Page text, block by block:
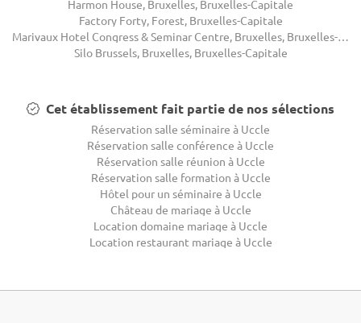
Harmon House, Bruxelles, Bruxelles-Capitale
Factory Forty, Forest, Bruxelles-Capitale
Marivaux Hotel Congress & Seminar Centre, Bruxelles, Bruxelles-Capitale
Silo Brussels, Bruxelles, Bruxelles-Capitale
Cet établissement fait partie de nos sélections
Réservation salle séminaire à Uccle
Réservation salle conférence à Uccle
Réservation salle réunion à Uccle
Réservation salle formation à Uccle
Hôtel pour un séminaire à Uccle
Château de mariage à Uccle
Location domaine mariage à Uccle
Location restaurant mariage à Uccle